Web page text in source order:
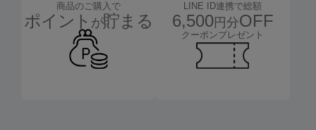
商品のご購入で
ポイント が貯まる
LINE ID連携で総額
6,500円分OFF
クーポンプレゼント